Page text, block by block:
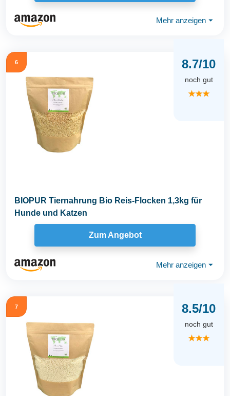
Mehr anzeigen ⏷
6 8.7/10
noch gut
★★★
BIOPUR Tiernahrung Bio Reis-Flocken 1,3kg für
Hunde und Katzen
Zum Angebot
Mehr anzeigen ⏷
7 8.5/10
noch gut
★★★